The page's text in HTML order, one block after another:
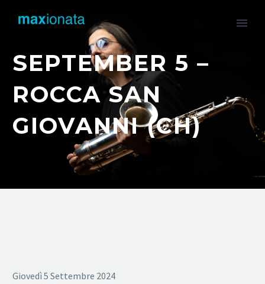
SEPTEMBER 5 –
ROCCA SAN
GIOVANNI (CH)
Giovedì 5 Settembre 2024